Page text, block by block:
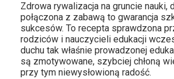
Zdrowa rywalizacja na gruncie nauki,
połączona z zabawą to gwarancja
sukcesów. To recepta sprawdzona
rodziców i nauczycieli edukacji
duchu tak właśnie prowadzonej
są zmotywowane, szybciej chłoną
przy tym niewysłowioną radość.